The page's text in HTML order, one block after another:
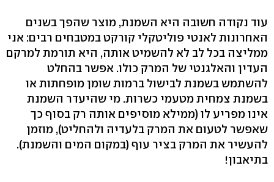
עוד נקודה חשובה היא השמנת, מוצר שהפך בשנים
האחרונות לאנטי פוליטקלי קורקט במטבחים רבים: אני
ממליצה בכל לב לא להשמיט אותה, היא תורמת למרקם
העדין והאלגנטי של המרק כולו. אפשר בהחלט
להשתמש בשמנת לבישול ברמות שומן מופחתות או
בשמנת צמחית מטעמי כשרות. מי שהיעדר השמנת
אינו מפריע לו (ממילא מוסיפים אותה רק בסוף כך
שאפשר לטעום את המרק בלעדיה ולהחליט), מוזמן
להעשיר את המרק בציר עוף (במקום המים והשמנת).
בתיאבון!